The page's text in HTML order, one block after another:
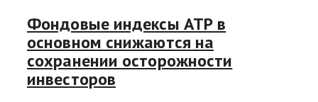
Фондовые индексы АТР в
основном снижаются на
сохранении осторожности
инвесторов